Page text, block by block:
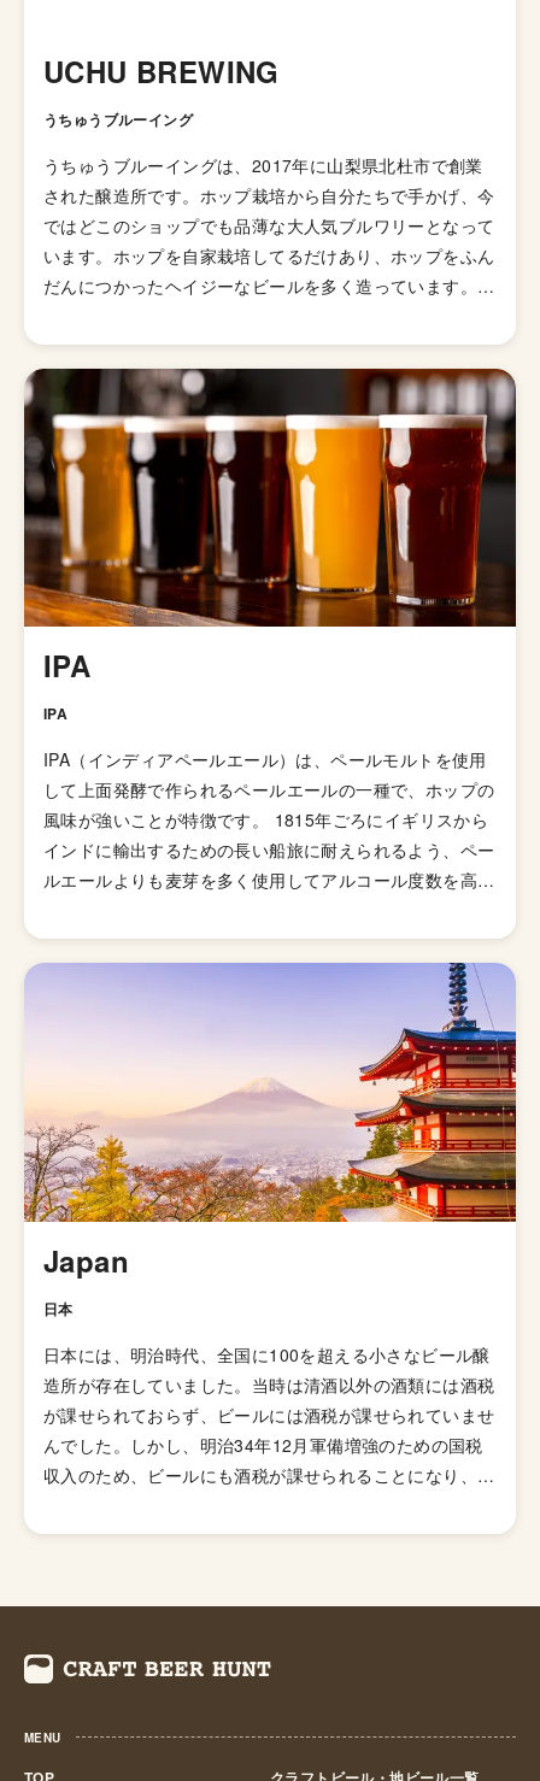
UCHU BREWING
うちゅうブルーイング
うちゅうブルーイングは、2017年に山梨県北杜市で創業
された醸造所です。ホップ栽培から自分たちで手かげ、今
ではどこのショップでも品薄な大人気ブルワリーとなって
います。ホップを自家栽培してるだけあり、ホップをふん
だんにつかったヘイジーなビールを多く造っています。
置いており、SNSや自社サイトなどで使われているクリエ
イティブもかなりハイセンスです。 「宇宙」というネー
ミングは森羅万象に宇宙を感じ、ローカルとグローバル
（そして宇宙）を繋ぐビール作りを目指して、この名前が
つけられたのことです。
IPA
IPA
IPA（インディアペールエール）は、ペールモルトを使用
して上面発酵で作られるペールエールの一種で、ホップの
風味が強いことが特徴です。 1815年ごろにイギリスから
インドに輸出するための長い船旅に耐えられるよう、ペー
ルエールよりも麦芽を多く使用してアルコール度数を高め
れました。そして、1829年に「IPA（インディアンペール
エール）」の呼び名で広告が掲載されて以来、ホップの比
重が高いビールとしてイギリス国内で人気が高まってい
き、21世紀にはイギリスで最も人気のあるビアスタイル
の一つとなりました。イギリスのブルワリー教会SIBAの
金メダルを受賞したブリュードッグの「パンクIPA」など
が有名です。 伝統的なIPAのスタイルは、オーストラリア
やニュージーランドなどの当時の植民地諸国へと輸出さ
れ、各国へと普及していきましたが、アメリカではさらに
独自の進化を遂げてきました。 ローストしたモルトを使
素を加えて頭部を取り除きドライで爽やかな飲み口を実現
した「ブリュットIPA」、ホップが強烈でアルコール度数
味の少ないホップを使い、ジューシーな柑橘系とフローラ
ルのフレーバーが特徴の「ニューイングランドIPA（ヘイ
ジーIPA・ジューシーIPA）」など様々なIPAのスタイルが
存在します。
Japan
日本
日本には、明治時代、全国に100を超える小さなビール醸
造所が存在していました。当時は清酒以外の酒類には酒税
が課せられておらず、ビールには酒税が課せられていませ
んでした。しかし、明治34年12月軍備増強のための国税
収入のため、ビールにも酒税が課せられることになり、資
を消していきました。これによりビール作りは戦後しばら
の年間2,000キロリッターから60キロリッターに引き下げ
られたことで転機がおとずれます。これにより、再び小規
が誕生する流れができました。ちなみ、地ビール製造免許
第1号は新潟県のエチゴビールと北海道のオホーツクビー
MENU